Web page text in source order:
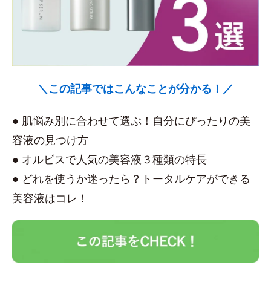
＼この記事ではこんなことが分かる！／
● 肌悩み別に合わせて選ぶ！自分にぴったりの美
容液の見つけ方
● オルビスで人気の美容液３種類の特長
● どれを使うか迷ったら？トータルケアができる
美容液はコレ！